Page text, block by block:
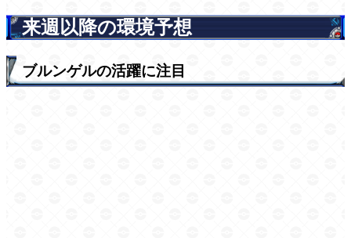
来週以降の環境予想
ブルンゲルの活躍に注目